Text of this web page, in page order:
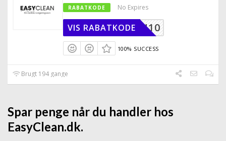
RABATKODE No Expires
GCLEAN10
VIS RABATKODE
100% SUCCESS
Brugt 194 gange
Spar penge når du handler hos
EasyClean.dk.